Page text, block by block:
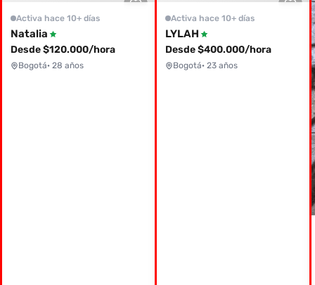
Activa hace 10+ días
Natalia
Desde $120.000/hora
Bogotá· 28 años
Activa hace 10+ días
LYLAH
Desde $400.000/hora
Bogotá· 23 años